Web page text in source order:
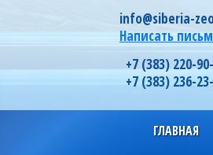
info@siberia-
Написать
+7 (383) 220-
+7 (383) 236-
ГЛАВНАЯ